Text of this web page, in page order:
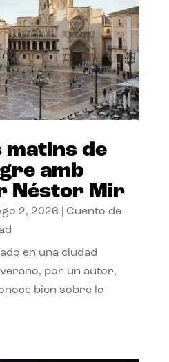
matins de
amb
Néstor Mir
2, 2026
Cuento de
en una ciudad
por un autor,
bien sobre lo